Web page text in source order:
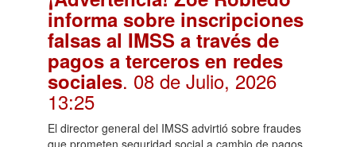
informa sobre inscripciones
falsas al IMSS a través de
pagos a terceros en redes
sociales. 08 de Julio, 2026
13:25
El director general del IMSS advirtió sobre fraudes
que prometen seguridad social a cambio de pagos